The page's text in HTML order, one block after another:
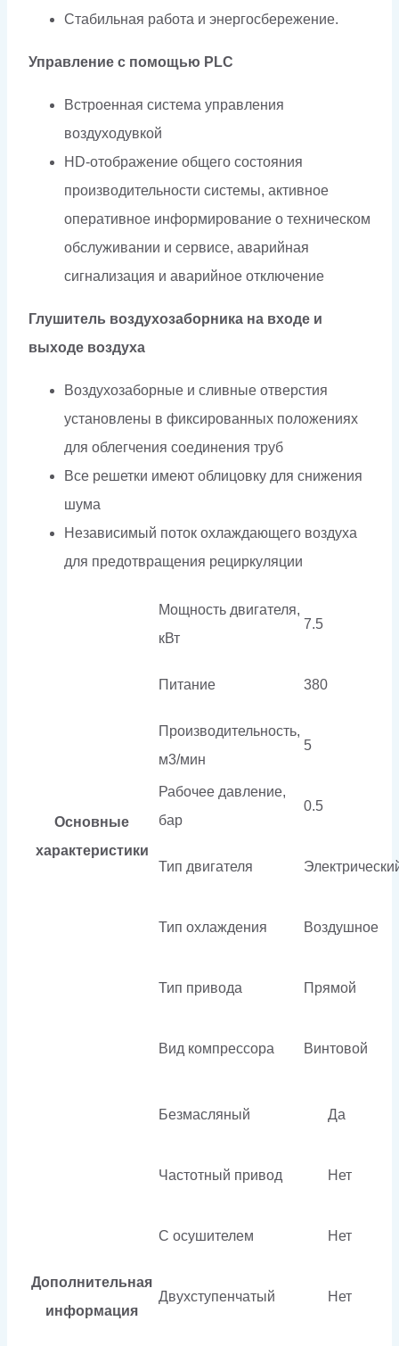
Стабильная работа и энергосбережение.
Управление с помощью PLC
Встроенная система управления
воздуходувкой
HD-отображение общего состояния
производительности системы, активное
оперативное информирование о техническом
обслуживании и сервисе, аварийная
сигнализация и аварийное отключение
Глушитель воздухозаборника на входе и
выходе воздуха
Воздухозаборные и сливные отверстия
установлены в фиксированных положениях
для облегчения соединения труб
Все решетки имеют облицовку для снижения
шума
Независимый поток охлаждающего воздуха
для предотвращения рециркуляции
Основные
характеристики
Мощность двигателя,
кВт
7.5
Питание 380
Производительность,
м3/мин
5
Рабочее давление,
бар
0.5
Тип двигателя
Тип охлаждения Воздушное
Тип привода Прямой
Вид компрессора Винтовой
Дополнительная
информация
Безмасляный Да
Частотный привод Нет
С осушителем Нет
Двухступенчатый Нет